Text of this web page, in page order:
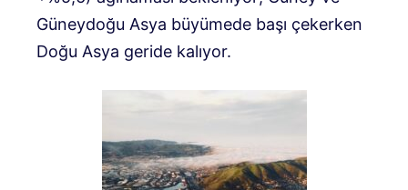
Güneydoğu Asya büyümede başı çekerken
Doğu Asya geride kalıyor.